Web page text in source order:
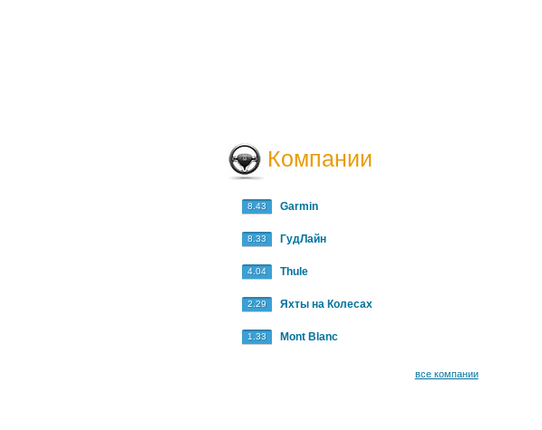
Компании
8.43 Garmin
8.33 ГудЛайн
4.04 Thule
2.29 Яхты на Колесах
1.33 Mont Blanc
все компании